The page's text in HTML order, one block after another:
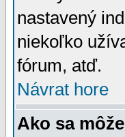
nastavený
niekoľko
fórum, atď.
Návrat hore
Ako sa